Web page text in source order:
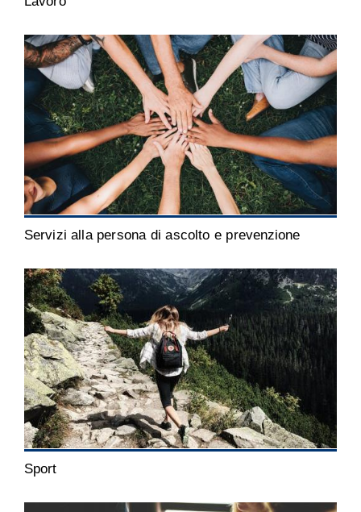
Servizi alla persona di ascolto e prevenzione
Sport